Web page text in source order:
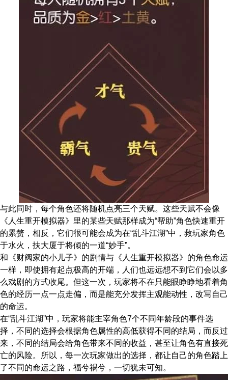
与此同时，每个角色还将随机点亮三个天赋。这些天赋不会像
《人生重开模拟器》里的某些天赋那样成为“帮助”角色快速重开
的累赘，相反，它们很可能会成为在“乱斗江湖”中，救玩家角色
于水火，扶大厦于将倾的一道“妙手”。
和《财阀家的小儿子》的剧情与《人生重开模拟器》的角色命运
一样，即使拥有起点极高的开端，人们也远远想不到它们会以多
么戏剧的方式收尾。但这一次，玩家将不在只能眼睁睁地看着角
色的经历一点一点走偏，而是能充分发挥主观能动性，改写自己
的命运。
在“乱斗江湖”中，玩家将能主宰角色7个不同年龄段的事件选
择，不同的选择会根据角色属性的高低获得不同的结局，而反过
来，不同的结局会给角色带来不同的收益，甚至让角色有直接死
亡的风险。所以，每一次玩家做出的选择，都让自己的角色踏上
了不同的命运之路，福兮祸兮，一切犹未可知。